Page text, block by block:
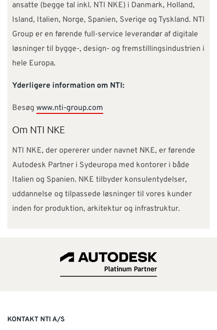
ansatte (begge tal inkl. NTI NKE) i Danmark, Holland,
Island, Italien, Norge, Spanien, Sverige og Tyskland. NTI
Group er en førende full-service leverandør af digitale
løsninger til bygge-, design- og fremstillingsindustrien i
hele Europa.
Yderligere information om NTI:
Besøg www.nti-group.com
Om NTI NKE
NTI NKE, der opererer under navnet NKE, er førende
Autodesk Partner i Sydeuropa med kontorer i både
Italien og Spanien. NKE tilbyder konsulentydelser,
uddannelse og tilpassede løsninger til vores kunder
inden for produktion, arkitektur og infrastruktur.
KONTAKT NTI A/S